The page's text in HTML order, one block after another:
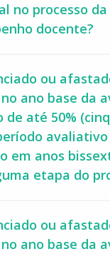
no processo
docente?
ou
ano base da
de até 50%
avaliativo
em anos
etapa do
ou
ano base da